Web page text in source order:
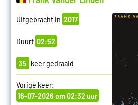
Uitgebracht in 2017
Duurt 02:52
35 keer gedraaid
Vorige keer:
16-07-2026 om 02:32 uur